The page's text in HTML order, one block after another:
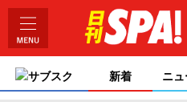
サブスク 新着 ニュ